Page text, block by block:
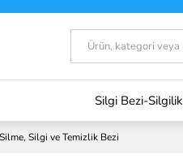
Tümü
Silgi Bezi-Silgilik
Silgi ve Temizlik Bezi